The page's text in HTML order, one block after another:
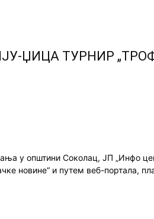
ЏИЦА ТУРНИР
у општини Соколац, ЈП „Инфо
новине“ и путем веб-портала,